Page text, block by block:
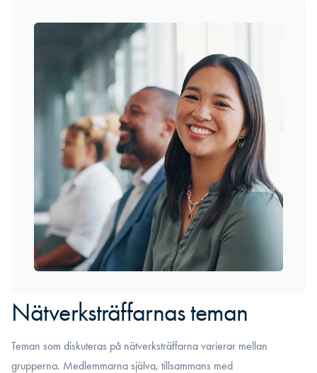
Nätverksträffarnas teman
Teman som diskuteras på nätverksträffarna varierar mellan
grupperna. Medlemmarna själva, tillsammans med